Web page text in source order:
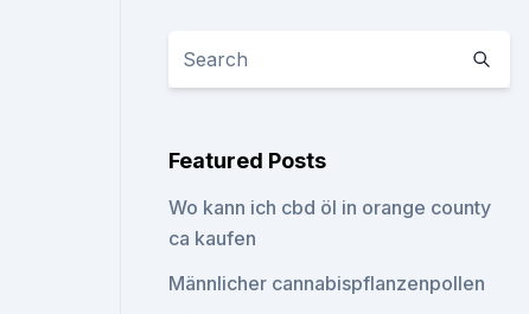
Featured Posts
Wo kann ich cbd öl in orange county
ca kaufen
Männlicher cannabispflanzenpollen